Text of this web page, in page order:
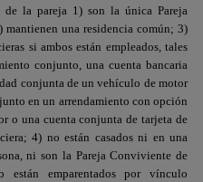
la pareja 1) son la única Pareja
una residencia común; 3)
si ambos están empleados, tales
conjunto, una cuenta bancaria
conjunta de un vehículo de motor
en un arrendamiento con opción
o una cuenta conjunta de tarjeta de
4) no están casados ni en una
ni son la Pareja Conviviente de
emparentados por vínculo